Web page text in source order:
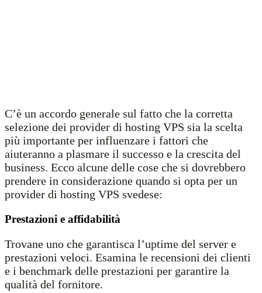
C’è un accordo generale sul fatto che la corretta
selezione dei provider di hosting VPS sia la scelta
più importante per influenzare i fattori che
aiuteranno a plasmare il successo e la crescita del
business. Ecco alcune delle cose che si dovrebbero
prendere in considerazione quando si opta per un
provider di hosting VPS svedese:
Prestazioni e affidabilità
Trovane uno che garantisca l’uptime del server e
prestazioni veloci. Esamina le recensioni dei clienti
e i benchmark delle prestazioni per garantire la
qualità del fornitore.